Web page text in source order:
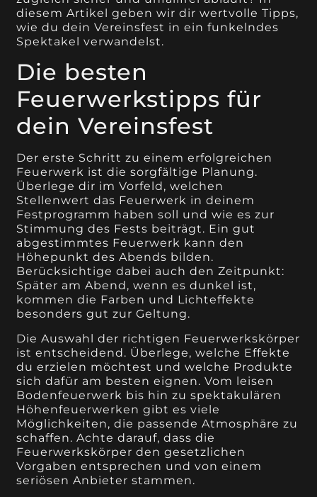
diesem Artikel geben wir dir wertvolle Tipps,
wie du dein Vereinsfest in ein funkelndes
Spektakel verwandelst.
Die besten
Feuerwerkstipps für
dein Vereinsfest
Der erste Schritt zu einem erfolgreichen
Feuerwerk ist die sorgfältige Planung.
Überlege dir im Vorfeld, welchen
Stellenwert das Feuerwerk in deinem
Festprogramm haben soll und wie es zur
Stimmung des Fests beiträgt. Ein gut
abgestimmtes Feuerwerk kann den
Höhepunkt des Abends bilden.
Berücksichtige dabei auch den Zeitpunkt:
Später am Abend, wenn es dunkel ist,
kommen die Farben und Lichteffekte
besonders gut zur Geltung.
Die Auswahl der richtigen Feuerwerkskörper
ist entscheidend. Überlege, welche Effekte
du erzielen möchtest und welche Produkte
sich dafür am besten eignen. Vom leisen
Bodenfeuerwerk bis hin zu spektakulären
Höhenfeuerwerken gibt es viele
Möglichkeiten, die passende Atmosphäre zu
schaffen. Achte darauf, dass die
Feuerwerkskörper den gesetzlichen
Vorgaben entsprechen und von einem
seriösen Anbieter stammen.